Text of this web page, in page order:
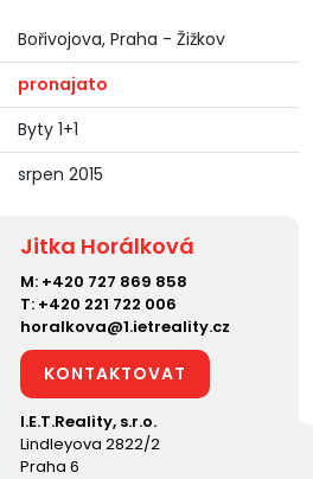
Bořivojova, Praha - Žižkov
pronajato
Byty 1+1
srpen 2015
Jitka Horálková
M: +420 727 869 858
T: +420 221 722 006
horalkova@1.ietreality.cz
KONTAKTOVAT
I.E.T.Reality, s.r.o.
Lindleyova 2822/2
Praha 6